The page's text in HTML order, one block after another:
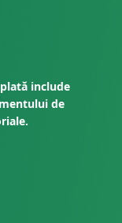
include
de